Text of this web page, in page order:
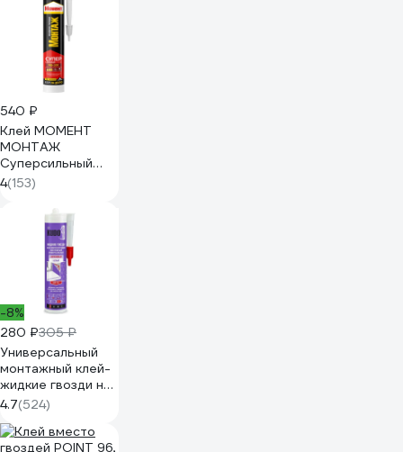
540 ₽
Клей МОМЕНТ
МОНТАЖ
Суперсильный
ПЛЮС, 380 г 12
МB-100 3040158
4(153)
-8%
280 ₽305 ₽
Универсальный
монтажный клей-
жидкие гвозди на
акриловой основе
KUDO 280 мл
KBK-301
4.7(524)